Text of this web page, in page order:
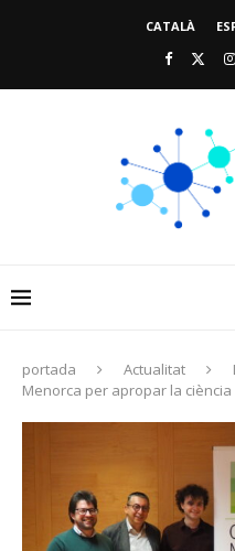
CATALÀ
portada Actualitat
Menorca per apropar la